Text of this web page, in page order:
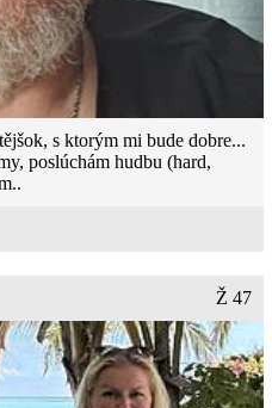
s ktorým mi bude dobre...
poslúchám hudbu (hard,
Ž 47